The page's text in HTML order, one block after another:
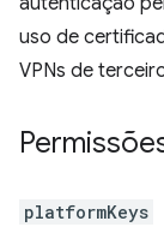
uso de
VPNs de
platformKeys